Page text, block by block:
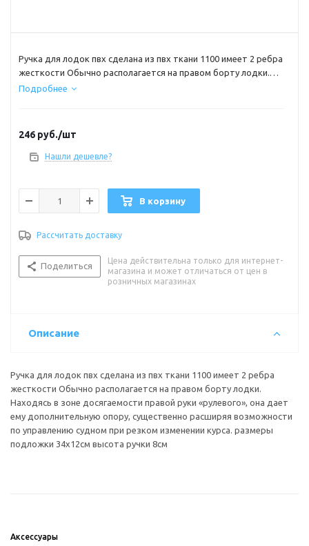
Ручка для лодок пвх сделана из пвх ткани 1100 имеет 2 ребра
жесткости Обычно располагается на правом борту лодки.
Находясь в зоне досягаемости правой руки «рулевого», она
курса. размеры подложки 34х12см высота ручки 8см
Подробнее
246 руб./шт
Нашли дешевле?
В корзину
Рассчитать доставку
Поделиться
Цена действительна только для интернет-
магазина и может отличаться от цен в
розничных магазинах
Описание
Ручка для лодок пвх сделана из пвх ткани 1100 имеет 2 ребра
жесткости Обычно располагается на правом борту лодки.
Находясь в зоне досягаемости правой руки «рулевого», она дает
ему дополнительную опору, существенно расширяя возможности
по управлению судном при резком изменении курса. размеры
подложки 34х12см высота ручки 8см
Аксессуары